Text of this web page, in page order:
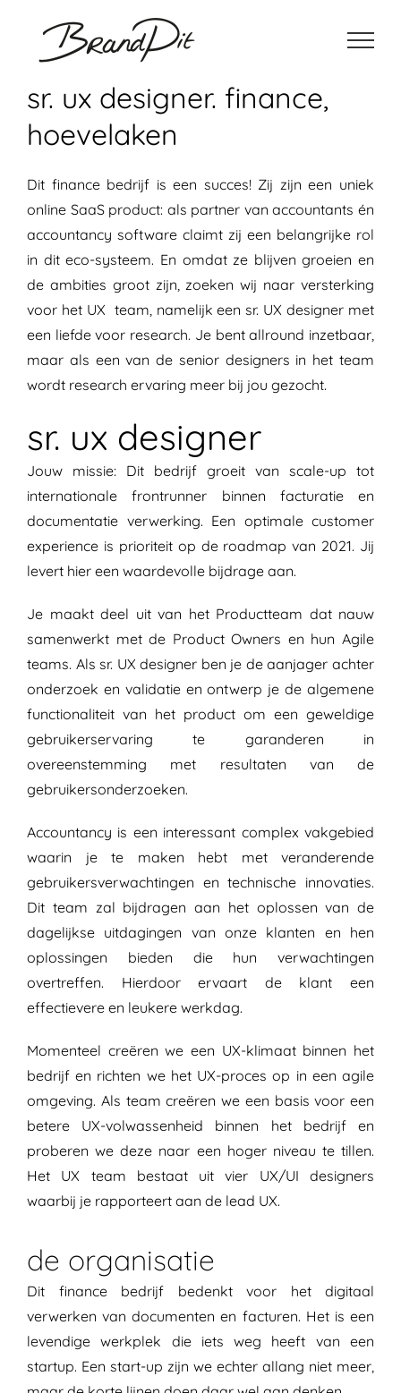
inhoud
sr. ux designer. finance,
hoevelaken
Dit finance bedrijf is een succes! Zij zijn een uniek
online SaaS product: als partner van accountants én
accountancy software claimt zij een belangrijke rol
in dit eco-systeem. En omdat ze blijven groeien en
de ambities groot zijn, zoeken wij naar versterking
voor het UX team, namelijk een sr. UX designer met
een liefde voor research. Je bent allround inzetbaar,
maar als een van de senior designers in het team
wordt research ervaring meer bij jou gezocht.
sr. ux designer
Jouw missie: Dit bedrijf groeit van scale-up tot
internationale frontrunner binnen facturatie en
documentatie verwerking. Een optimale customer
experience is prioriteit op de roadmap van 2021. Jij
levert hier een waardevolle bijdrage aan.
Je maakt deel uit van het Productteam dat nauw
samenwerkt met de Product Owners en hun Agile
teams. Als sr. UX designer ben je de aanjager achter
onderzoek en validatie en ontwerp je de algemene
functionaliteit van het product om een ​​geweldige
gebruikerservaring te garanderen in
overeenstemming met resultaten van de
gebruikersonderzoeken.
Accountancy is een interessant complex vakgebied
waarin je te maken hebt met veranderende
gebruikersverwachtingen en technische innovaties.
Dit team zal bijdragen aan het oplossen van de
dagelijkse uitdagingen van onze klanten en hen
oplossingen bieden die hun verwachtingen
overtreffen. Hierdoor ervaart de klant een
effectievere en leukere werkdag.
Momenteel creëren we een UX-klimaat binnen het
bedrijf en richten we het UX-proces op in een agile
omgeving. Als team creëren we een basis voor een
betere UX-volwassenheid binnen het bedrijf en
proberen we deze naar een hoger niveau te tillen.
Het UX team bestaat uit vier UX/UI designers
waarbij je rapporteert aan de lead UX.
de organisatie
Dit finance bedrijf bedenkt voor het digitaal
verwerken van documenten en facturen. Het is een
levendige werkplek die iets weg heeft van een
startup. Een start-up zijn we echter allang niet meer,